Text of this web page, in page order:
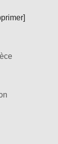
]